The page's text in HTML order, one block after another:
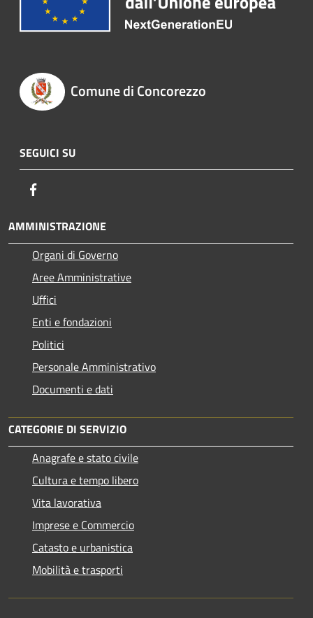
Comune di Concorezzo
SEGUICI SU
AMMINISTRAZIONE
Organi di Governo
Aree Amministrative
Uffici
Enti e fondazioni
Politici
Personale Amministrativo
Documenti e dati
CATEGORIE DI SERVIZIO
Anagrafe e stato civile
Cultura e tempo libero
Vita lavorativa
Imprese e Commercio
Catasto e urbanistica
Mobilità e trasporti